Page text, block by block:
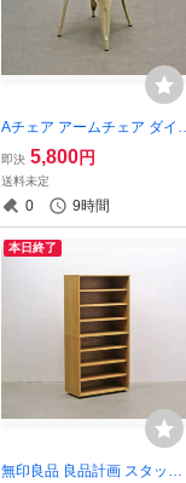
Aチェア アームチェア ダイニ
ングチェア スタッキングチ
ェア インダストリアル アイ
ボリー/ダルトントリックス/P
BK26194
即決 5,800円
送料未定
0 9時間
本日終了
無印良品 良品計画 スタッキ